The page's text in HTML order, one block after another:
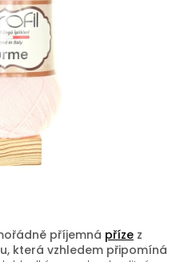
příjemná příze z
která vzhledem připomíná